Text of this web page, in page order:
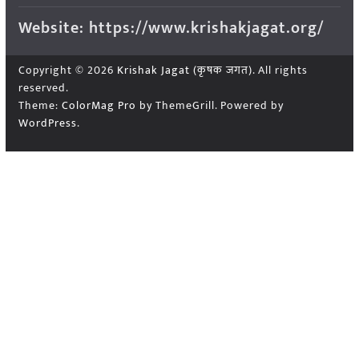
Website: https://www.krishakjagat.org/
Copyright © 2026 Krishak Jagat (कृषक जगत). All rights
reserved.
Theme: ColorMag Pro by ThemeGrill. Powered by
WordPress.